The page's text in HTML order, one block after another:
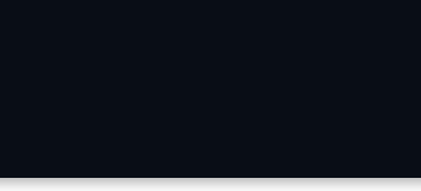
em Portaria Remota na Barra